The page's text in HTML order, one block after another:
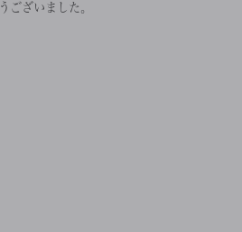
うございました。